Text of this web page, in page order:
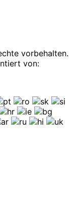
vorbehalten.
von: